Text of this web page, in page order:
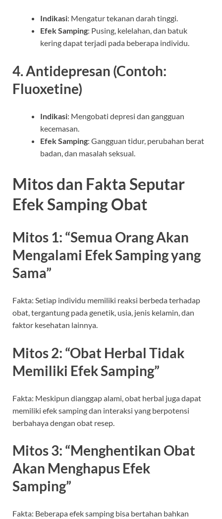
Indikasi: Mengatur tekanan darah tinggi.
Efek Samping: Pusing, kelelahan, dan batuk
kering dapat terjadi pada beberapa individu.
4. Antidepresan (Contoh:
Fluoxetine)
Indikasi: Mengobati depresi dan gangguan
kecemasan.
Efek Samping: Gangguan tidur, perubahan berat
badan, dan masalah seksual.
Mitos dan Fakta Seputar
Efek Samping Obat
Mitos 1: “Semua Orang Akan
Mengalami Efek Samping yang
Sama”
Fakta: Setiap individu memiliki reaksi berbeda terhadap
obat, tergantung pada genetik, usia, jenis kelamin, dan
faktor kesehatan lainnya.
Mitos 2: “Obat Herbal Tidak
Memiliki Efek Samping”
Fakta: Meskipun dianggap alami, obat herbal juga dapat
memiliki efek samping dan interaksi yang berpotensi
berbahaya dengan obat resep.
Mitos 3: “Menghentikan Obat
Akan Menghapus Efek
Samping”
Fakta: Beberapa efek samping bisa bertahan bahkan